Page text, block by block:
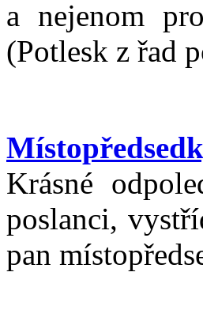
a nejenom
(Potlesk z řad
Krásné
poslanci,
pan